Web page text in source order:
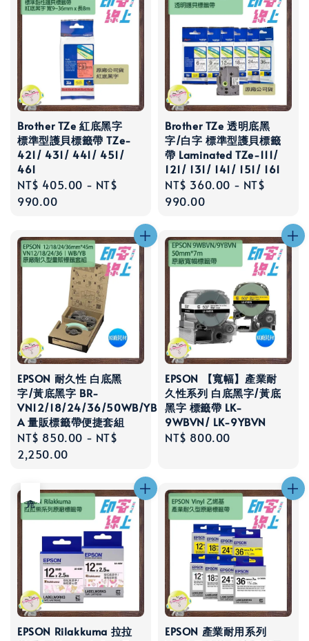
Brother TZe 紅底黑字
標準型護貝標籤帶 TZe-
421/ 431/ 441/ 451/
461
Regular
price
NT$ 405.00 - NT$
990.00
Brother TZe 透明底黑
字/白字 標準型護貝標籤
帶 Laminated TZe-111/
121/ 131/ 141/ 151/ 161
Regular
price
NT$ 360.00 - NT$
990.00
EPSON 耐久性 白底黑
字/黃底黑字 BR-
VN12/18/24/36/50WB/YB-
A 量販標籤帶便捷套組
Regular
price
NT$ 850.00 - NT$
2,250.00
EPSON 【寬幅】產業耐
久性系列 白底黑字/黃底
黑字 標籤帶 LK-
9WBVN/ LK-9YBVN
Regular
NT$ 800.00
EPSON Rilakkuma 拉拉
EPSON 產業耐用系列